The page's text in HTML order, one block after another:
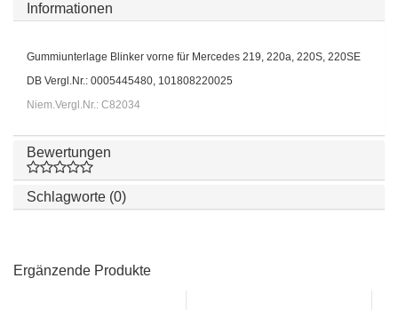
Informationen
Gummiunterlage Blinker vorne für Mercedes 219, 220a, 220S, 220SE
DB Vergl.Nr.: 0005445480, 101808220025
Niem.Vergl.Nr.: C82034
Bewertungen
Schlagworte (0)
Ergänzende Produkte